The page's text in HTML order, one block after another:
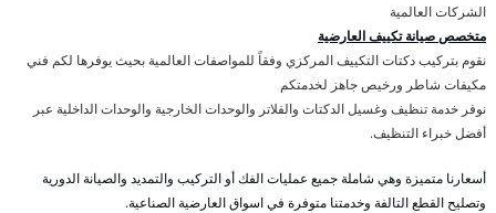
الشركات العالمية
متخصص صيانة تكييف العارضية
نقوم بتركيب دكتات التكييف المركزي وفقاً للمواصفات العالمية بحيث يوفرها لكم فني
مكيفات شاطر ورخيص جاهز لخدمتكم
نوفر خدمة تنظيف وغسيل الدكتات والفلاتر والوحدات الخارجية والوحدات الداخلية عبر
أفضل خبراء التنظيف.
أسعارنا متميزة وهي شاملة جميع عمليات الفك أو التركيب والتمديد والصيانة الدورية
وتصليح القطع التالفة وخدمتنا متوفرة في اسواق العارضية الصناعية.